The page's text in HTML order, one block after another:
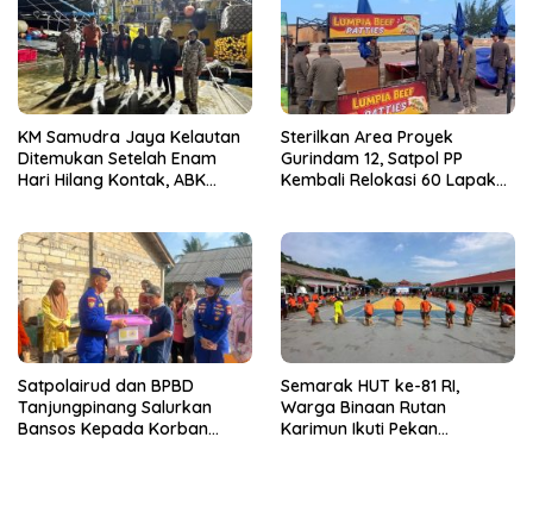
KM Samudra Jaya Kelautan
Ditemukan Setelah Enam
Hari Hilang Kontak, ABK
Sterilkan Area Proyek
Gurindam 12, Satpol PP
Kembali Relokasi 60 Lapak
Satpolairud dan BPBD
Tanjungpinang Salurkan
Bansos Kepada Korban
Semarak HUT ke-81 RI,
Warga Binaan Rutan
Karimun Ikuti Pekan